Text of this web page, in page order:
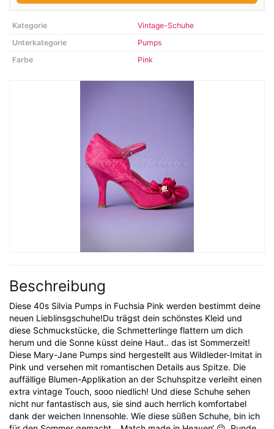
Kategorie
Vintage-Schuhe
Unterkategorie
Pumps
Farbe
Pink
Beschreibung
Diese 40s Silvia Pumps in Fuchsia Pink werden bestimmt deine
neuen Lieblinsgschuhe!Du trägst dein schönstes Kleid und
diese Schmuckstücke, die Schmetterlinge flattern um dich
herum und die Sonne küsst deine Haut.. das ist Sommerzeit!
Diese Mary-Jane Pumps sind hergestellt aus Wildleder-Imitat in
Pink und versehen mit romantischen Details aus Spitze. Die
auffällige Blumen-Applikation an der Schuhspitze verleiht einen
extra vintage Touch, sooo niedlich! Und diese Schuhe sehen
nicht nur fantastisch aus, sie sind auch herrlich komfortabel
dank der weichen Innensohle. Wie diese süßen Schuhe, bin ich